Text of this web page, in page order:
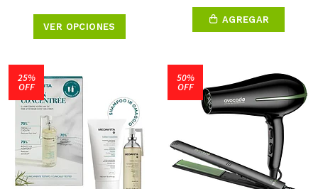
VER OPCIONES
AGREGAR
25%
OFF
50%
OFF